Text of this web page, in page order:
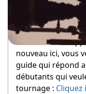
Bienvenue sur
nouveau ici, vous
guide qui répond
débutants qui
tournage :